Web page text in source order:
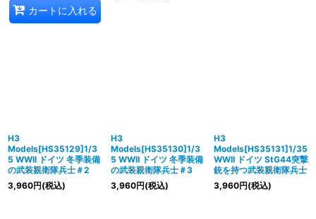
カートに入れる
H3
Models[HS35129]1/3
5 WWII ドイツ 冬季装備
の武装親衛隊兵士＃2
3,960円(税込)
H3
Models[HS35130]1/3
5 WWII ドイツ 冬季装備
の武装親衛隊兵士＃3
3,960円(税込)
H3
Models[HS35131]1/35
WWII ドイツ StG44突撃
銃を持つ武装親衛隊兵士
3,960円(税込)